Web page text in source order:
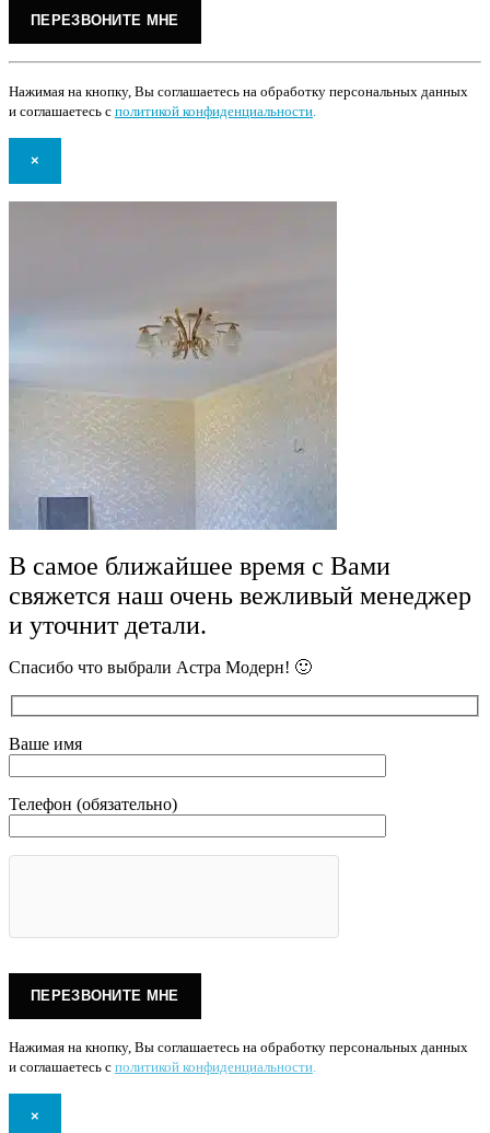
Нажимая на кнопку, Вы соглашаетесь на обработку персональных данных
и соглашаетесь с политикой конфиденциальности
×
В самое ближайшее время с Вами
свяжется наш очень вежливый менеджер
и уточнит детали.
Спасибо что выбрали Астра Модерн! 🙂
Ваше имя
Телефон (обязательно)
Нажимая на кнопку, Вы соглашаетесь на обработку персональных данных
и соглашаетесь с политикой конфиденциальности
×